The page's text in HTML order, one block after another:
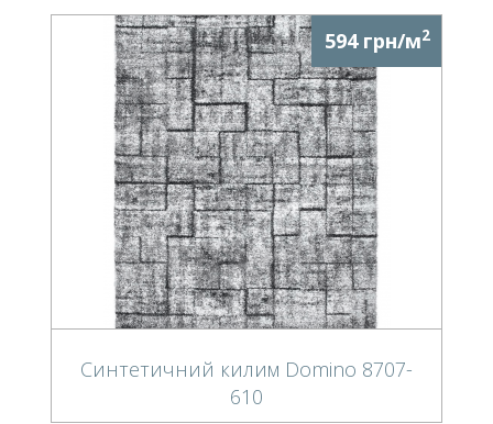
594 грн/м2
Синтетичний килим Domino 8707-
610